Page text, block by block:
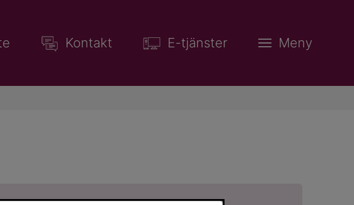
Kontakt E-tjänster Meny